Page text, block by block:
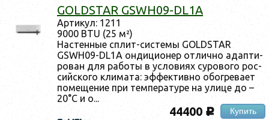
GOLDSTAR GSWH09-DL1A
Ар­ти­кул: 1211
9000 BTU (25 м²)
Нас­тенные сплит-сис­те­мы GOLDSTAR
GSWH09-DL1A он­ди­ци­онер от­лично адап­ти­
рован для ра­боты в ус­ло­ви­ях су­рово­го рос­
сий­ско­го кли­мата: эф­фектив­но обог­ре­ва­ет
по­меще­ние при тем­пе­рату­ре на ули­це до –
20°С и о...
44400 c Купить